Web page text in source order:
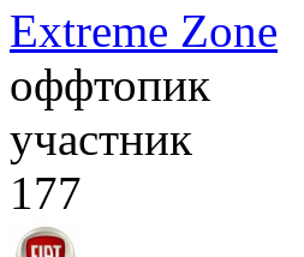
Extreme Zone
оффтопик
участник
177